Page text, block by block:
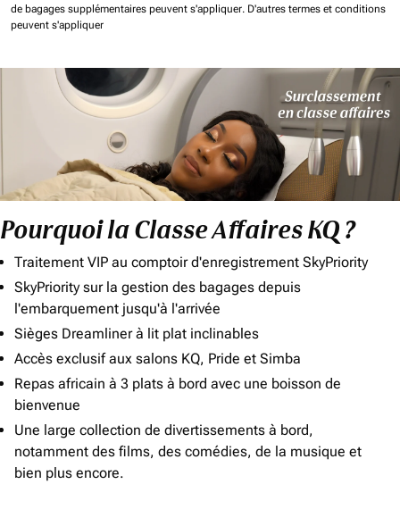
de bagages supplémentaires peuvent s'appliquer. D'autres termes et conditions
peuvent s'appliquer
Pourquoi la Classe Affaires KQ ?
Traitement VIP au comptoir d'enregistrement SkyPriority
SkyPriority sur la gestion des bagages depuis
l'embarquement jusqu'à l'arrivée
Sièges Dreamliner à lit plat inclinables
Accès exclusif aux salons KQ, Pride et Simba
Repas africain à 3 plats à bord avec une boisson de
bienvenue
Une large collection de divertissements à bord,
notamment des films, des comédies, de la musique et
bien plus encore.